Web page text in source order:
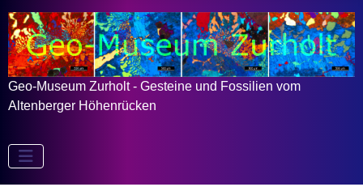
Geo-Museum Zurholt - Gesteine und Fossilien vom
Altenberger Höhenrücken